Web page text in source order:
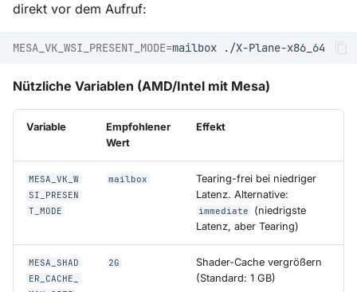
direkt vor dem Aufruf:
MESA_VK_WSI_PRESENT_MODE=mailbox
Nützliche Variablen (AMD/Intel mit Mesa)
Variable
Empfohlener
Wert
Effekt
MESA_VK_W
SI_PRESEN
T_MODE
mailbox
Tearing-frei bei niedriger
Latenz. Alternative:
immediate
(niedrigste
Latenz, aber Tearing)
MESA_SHAD
ER_CACHE_
2G
Shader-Cache vergrößern
(Standard: 1 GB)